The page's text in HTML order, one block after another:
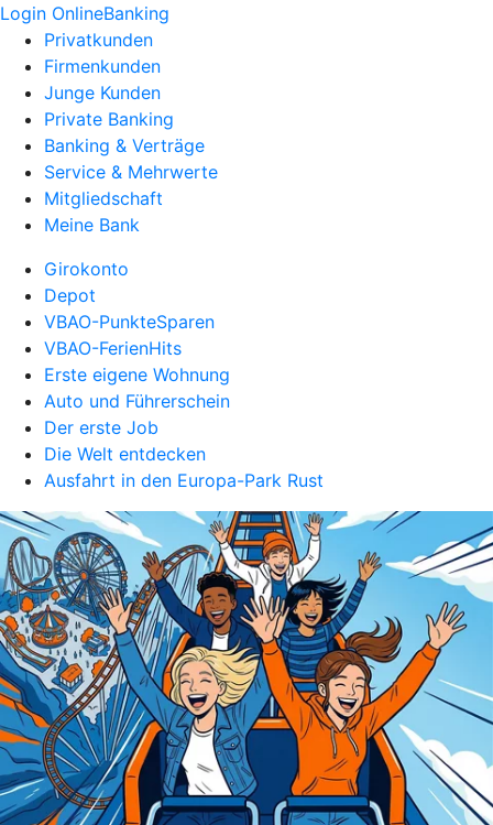
Login OnlineBanking
Privatkunden
Firmenkunden
Junge Kunden
Private Banking
Banking & Verträge
Service & Mehrwerte
Mitgliedschaft
Meine Bank
Girokonto
Depot
VBAO-PunkteSparen
VBAO-FerienHits
Erste eigene Wohnung
Auto und Führerschein
Der erste Job
Die Welt entdecken
Ausfahrt in den Europa-Park Rust